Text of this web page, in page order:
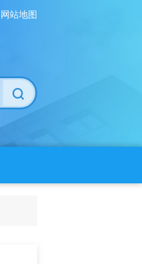
网站地图